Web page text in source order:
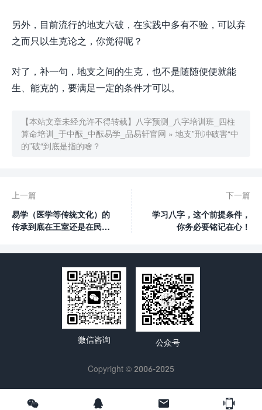
另外，目前流行的地支六破，在实践中多有不验，可以弃
之而只以生克论之，你觉得呢？
对了，补一句，地支之间的生克，也不是随随便便就能
生、能克的，要满足一定的条件才可以。
【本站文章未经允许不得转载】
八字预测_八字培训班_四柱
算命培训_于中酝_中酝易学_品易轩官网 » 地支”刑冲破害“中
的”破“到底是指的啥？
上一篇
易学（医学等传统文化）的
传承到底在王室还是在民
下一篇
学习八字，这个前提条件，
你务必要铭记在心！
   
微信咨询 公众号
Copyright © 2006-2025